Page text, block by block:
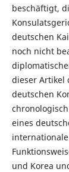
beschäftigt,
deutschen
noch nicht
dieser Artikel
deutschen
eines
und Korea